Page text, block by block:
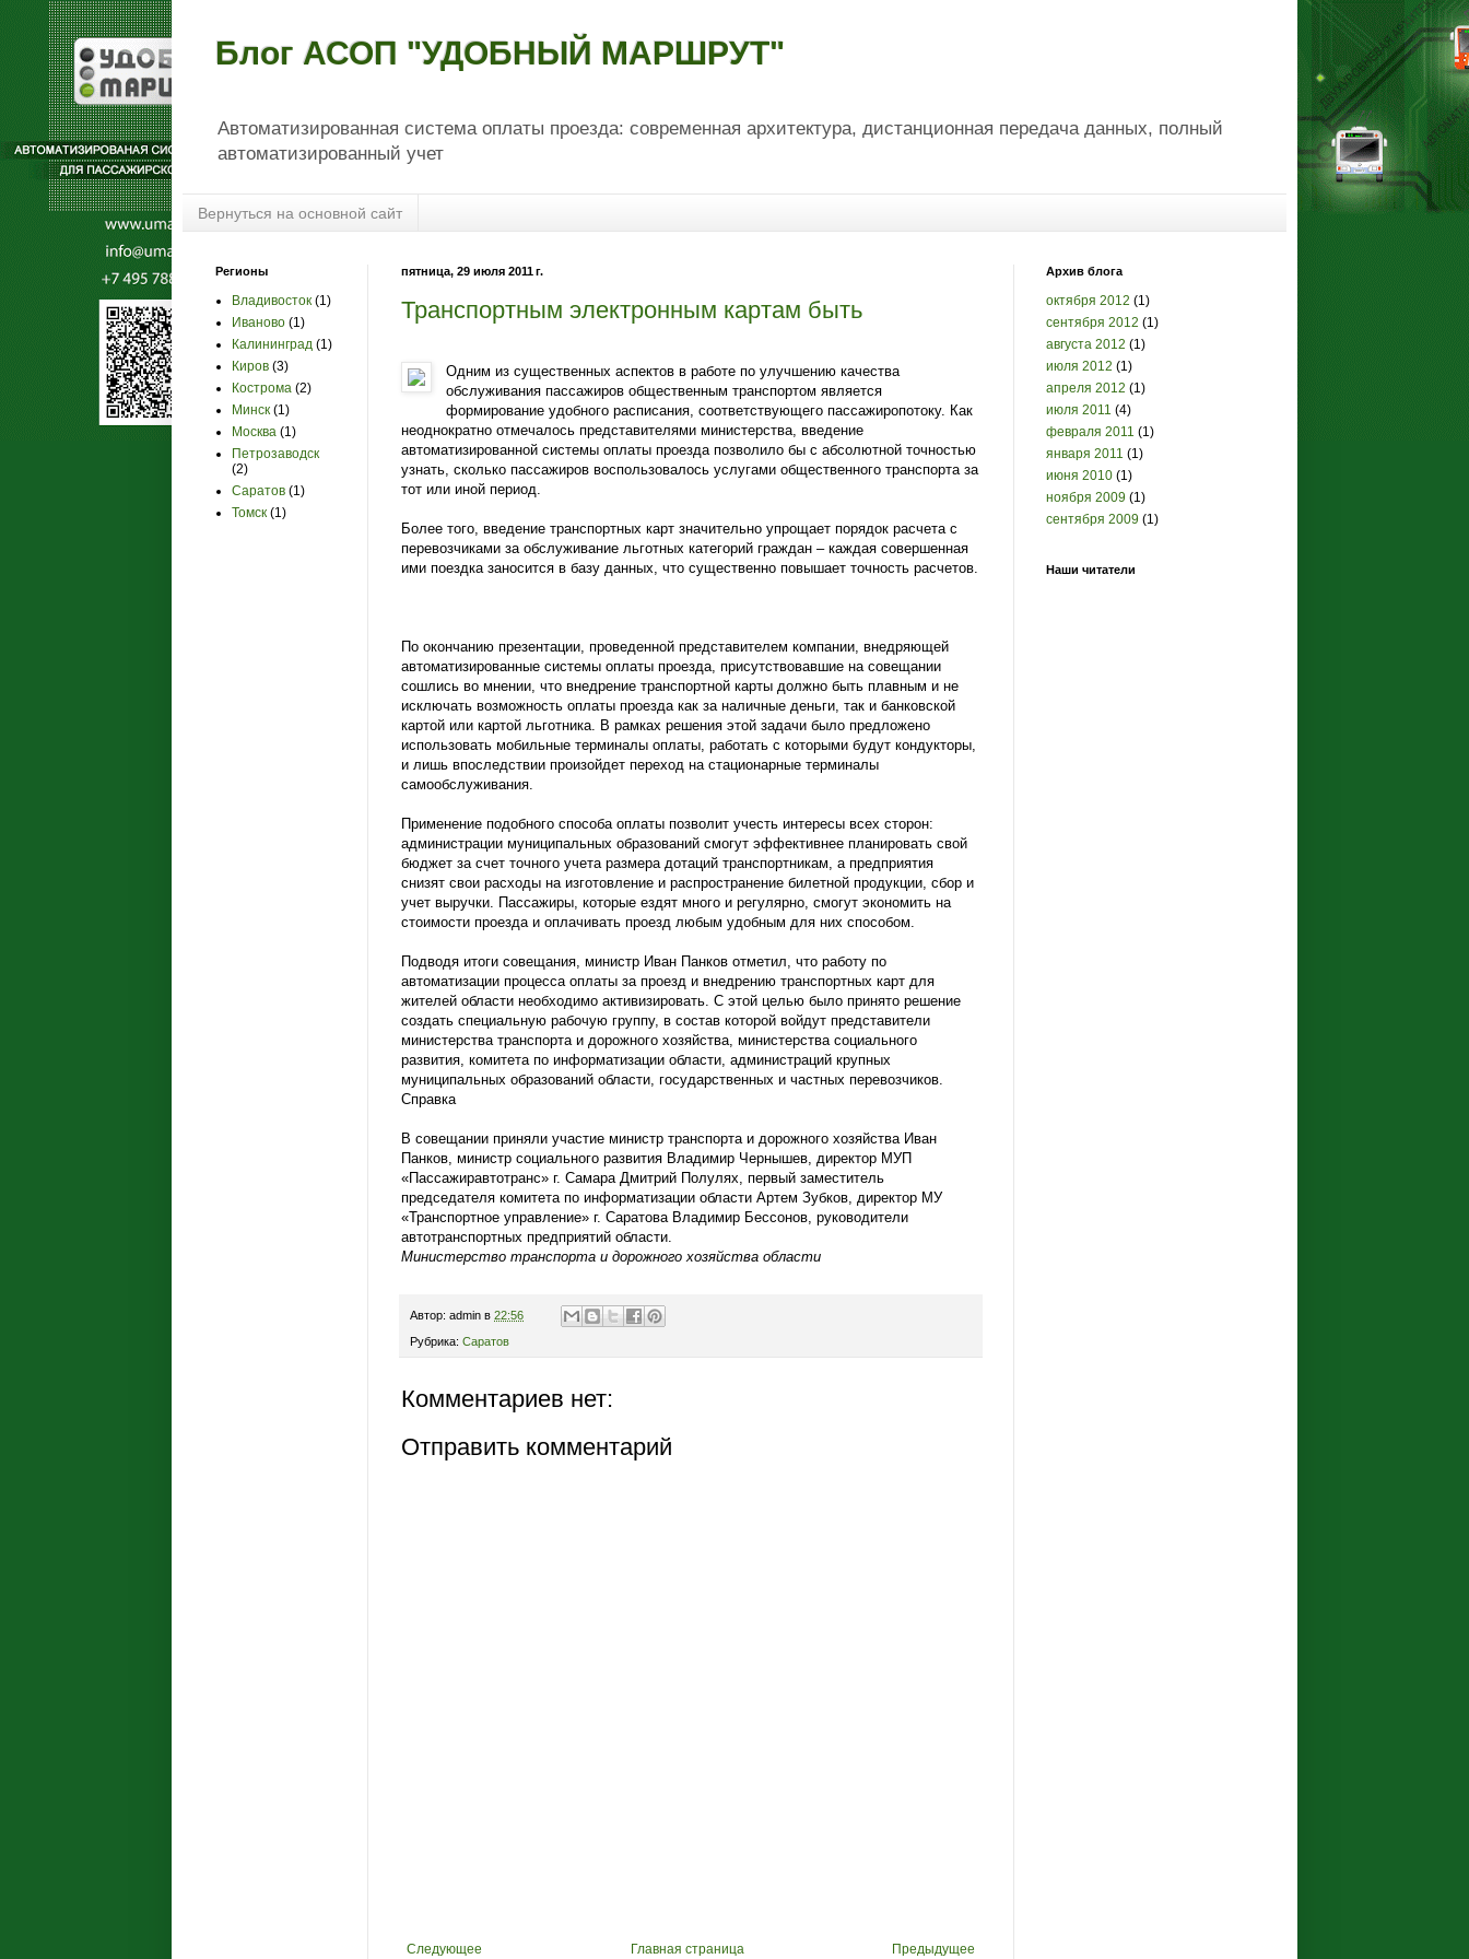
Блог АСОП "УДОБНЫЙ МАРШРУТ"
Автоматизированная система оплаты проезда: современная архитектура, дистанционная передача данных, полный
автоматизированный учет
Вернуться на основной сайт
пятница, 29 июля 2011 г.
Транспортным электронным картам быть
Одним из существенных аспектов в работе по улучшению качества
обслуживания пассажиров общественным транспортом является
формирование удобного расписания, соответствующего пассажиропотоку. Как
неоднократно отмечалось представителями министерства, введение
автоматизированной системы оплаты проезда позволило бы с абсолютной точностью
узнать, сколько пассажиров воспользовалось услугами общественного транспорта за
тот или иной период.
Более того, введение транспортных карт значительно упрощает порядок расчета с
перевозчиками за обслуживание льготных категорий граждан – каждая совершенная
ими поездка заносится в базу данных, что существенно повышает точность расчетов.
По окончанию презентации, проведенной представителем компании, внедряющей
автоматизированные системы оплаты проезда, присутствовавшие на совещании
сошлись во мнении, что внедрение транспортной карты должно быть плавным и не
исключать возможность оплаты проезда как за наличные деньги, так и банковской
картой или картой льготника. В рамках решения этой задачи было предложено
использовать мобильные терминалы оплаты, работать с которыми будут кондукторы,
и лишь впоследствии произойдет переход на стационарные терминалы
самообслуживания.
Применение подобного способа оплаты позволит учесть интересы всех сторон:
администрации муниципальных образований смогут эффективнее планировать свой
бюджет за счет точного учета размера дотаций транспортникам, а предприятия
снизят свои расходы на изготовление и распространение билетной продукции, сбор и
учет выручки. Пассажиры, которые ездят много и регулярно, смогут экономить на
стоимости проезда и оплачивать проезд любым удобным для них способом.
Подводя итоги совещания, министр Иван Панков отметил, что работу по
автоматизации процесса оплаты за проезд и внедрению транспортных карт для
жителей области необходимо активизировать. С этой целью было принято решение
создать специальную рабочую группу, в состав которой войдут представители
министерства транспорта и дорожного хозяйства, министерства социального
развития, комитета по информатизации области, администраций крупных
муниципальных образований области, государственных и частных перевозчиков.
Справка
В совещании приняли участие министр транспорта и дорожного хозяйства Иван
Панков, министр социального развития Владимир Чернышев, директор МУП
«Пассажиравтотранс» г. Самара Дмитрий Полулях, первый заместитель
председателя комитета по информатизации области Артем Зубков, директор МУ
«Транспортное управление» г. Саратова Владимир Бессонов, руководители
автотранспортных предприятий области.
Министерство транспорта и дорожного хозяйства области
Автор: admin в 22:56
Рубрика: Саратов
Комментариев нет:
Отправить комментарий
Следующее Предыдущее
Главная страница
Регионы
Владивосток (1)
Иваново (1)
Калининград (1)
Киров (3)
Кострома (2)
Минск (1)
Москва (1)
Петрозаводск
(2)
Саратов (1)
Томск (1)
Архив блога
октября 2012 (1)
сентября 2012 (1)
августа 2012 (1)
июля 2012 (1)
апреля 2012 (1)
июля 2011 (4)
февраля 2011 (1)
января 2011 (1)
июня 2010 (1)
ноября 2009 (1)
сентября 2009 (1)
Наши читатели